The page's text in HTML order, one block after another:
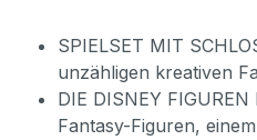
SPIELSET MIT
unzähligen kreativen
DIE DISNEY
Fantasy-Figuren,